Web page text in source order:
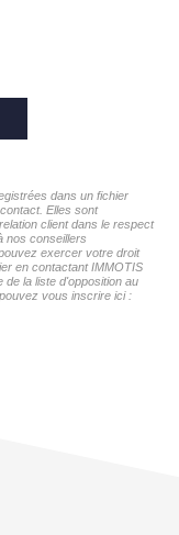
dans un fichier
Elles sont
client dans le respect
nos conseillers
exercer votre droit
en contactant IMMOTIS
la liste d'opposition au
vous inscrire ici :